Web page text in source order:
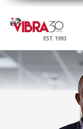
EST. 1993